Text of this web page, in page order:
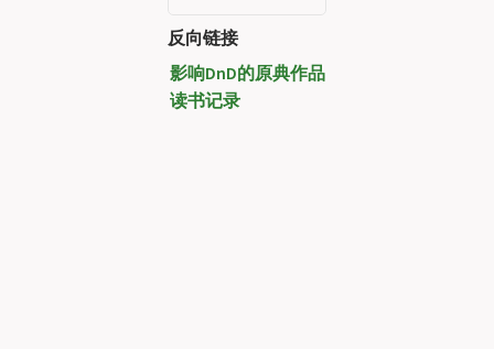
反向链接
影响DnD的原典作品
读书记录